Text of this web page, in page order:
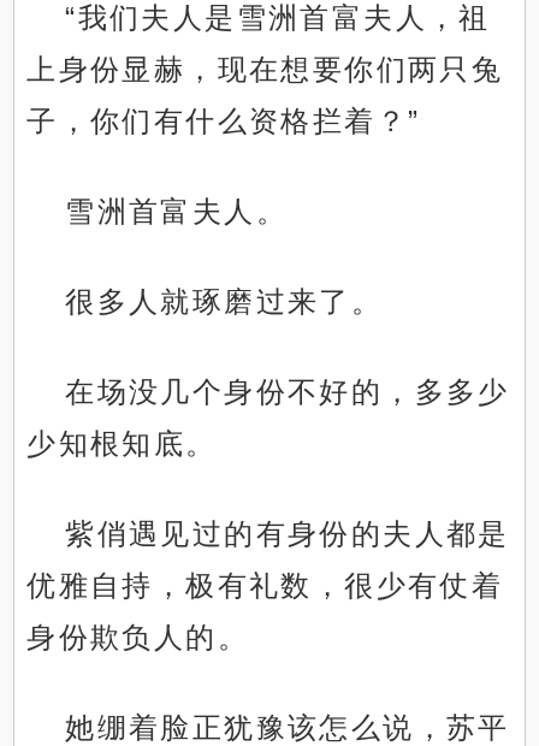
“我们夫人是雪洲首富夫人，祖
上身份显赫，现在想要你们两只兔
子，你们有什么资格拦着？”
雪洲首富夫人。
很多人就琢磨过来了。
在场没几个身份不好的，多多少
少知根知底。
紫俏遇见过的有身份的夫人都是
优雅自持，极有礼数，很少有仗着
身份欺负人的。
她绷着脸正犹豫该怎么说，苏平